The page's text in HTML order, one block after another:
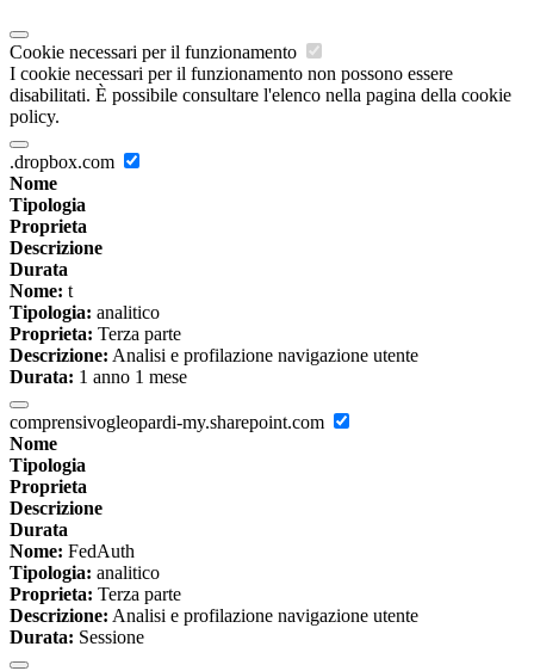
Cookie necessari per il funzionamento
I cookie necessari per il funzionamento non possono essere
disabilitati. È possibile consultare l'elenco nella pagina della cookie
policy.
.dropbox.com
Nome
Tipologia
Proprieta
Descrizione
Durata
Nome: t
Tipologia: analitico
Proprieta: Terza parte
Descrizione: Analisi e profilazione navigazione utente
Durata: 1 anno 1 mese
comprensivogleopardi-my.sharepoint.com
Nome
Tipologia
Proprieta
Descrizione
Durata
Nome: FedAuth
Tipologia: analitico
Proprieta: Terza parte
Descrizione: Analisi e profilazione navigazione utente
Durata: Sessione